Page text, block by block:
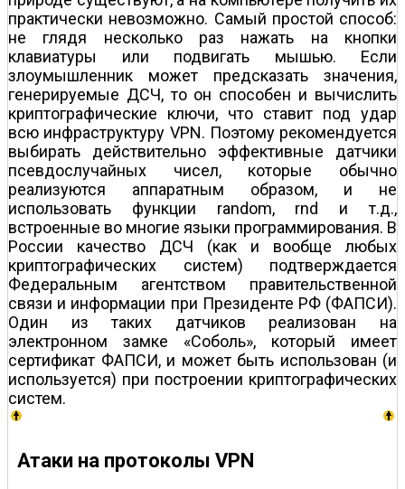
практически невозможно. Самый простой способ:
не глядя несколько раз нажать на кнопки
клавиатуры или подвигать мышью. Если
злоумышленник может предсказать значения,
генерируемые ДСЧ, то он способен и вычислить
криптографические ключи, что ставит под удар
всю инфраструктуру VPN. Поэтому рекомендуется
выбирать действительно эффективные датчики
псевдослучайных чисел, которые обычно
реализуются аппаратным образом, и не
использовать функции random, rnd и т.д.,
встроенные во многие языки программирования. В
России качество ДСЧ (как и вообще любых
криптографических систем) подтверждается
Федеральным агентством правительственной
связи и информации при Президенте РФ (ФАПСИ).
Один из таких датчиков реализован на
электронном замке «Соболь», который имеет
сертификат ФАПСИ, и может быть использован (и
используется) при построении криптографических
систем.
Атаки на протоколы VPN